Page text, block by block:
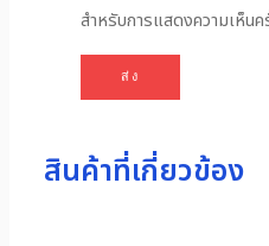
สำหรับการแสดงความเห็นค
สินค้าที่เกี่ยวข้อง